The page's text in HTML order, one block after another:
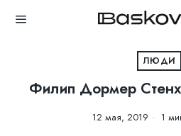
ЛЮДИ
Филип Дормер
12 мая, 2019 1